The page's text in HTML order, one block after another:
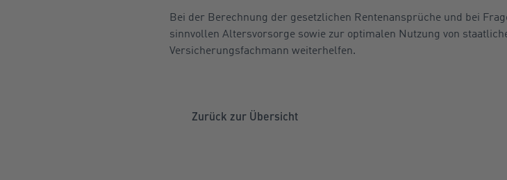
Bei der Berechnung der gesetzlichen Rentenansprüche und bei
sinnvollen Altersvorsorge sowie zur optimalen Nutzung von
Versicherungsfachmann weiterhelfen.
Zurück zur Übersicht